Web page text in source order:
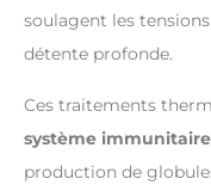
soulagent les
détente profonde.
Ces traitements
système immunitaire
production de